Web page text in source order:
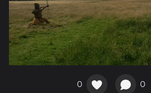
0 0